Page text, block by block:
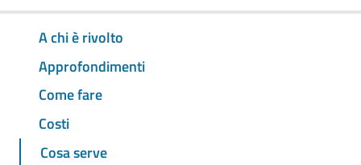
A chi è rivolto
Approfondimenti
Come fare
Costi
Cosa serve